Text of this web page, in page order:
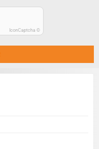
IconCaptcha ©